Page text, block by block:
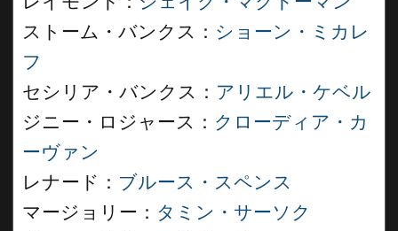
ストーム・バンクス： ショーン・ミカレ
フ
セシリア・バンクス： アリエル・ケベル
ジニー・ロジャース： クローディア・カ
ーヴァン
レナード： ブルース・スペンス
マージョリー： タミン・サーソク